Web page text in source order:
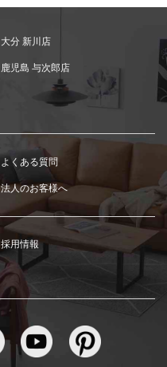
大分 新川店
鹿児島 与次郎店
よくある質問
法人のお客様へ
採用情報